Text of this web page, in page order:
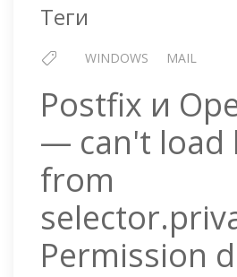
Теги
WINDOWS MAIL
Postfix и
— can't load
from
Permission